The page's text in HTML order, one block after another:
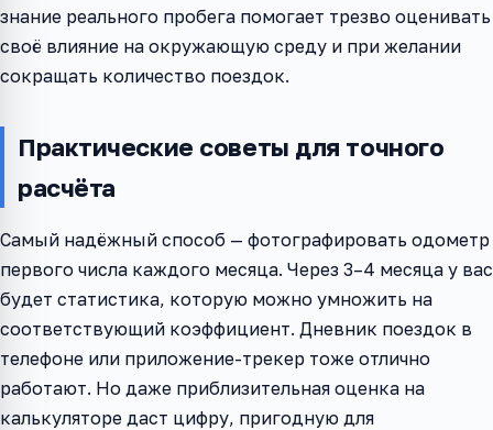
знание реального пробега помогает трезво оценивать
своё влияние на окружающую среду и при желании
сокращать количество поездок.
Практические советы для точного
расчёта
Самый надёжный способ — фотографировать одометр
первого числа каждого месяца. Через 3–4 месяца у вас
будет статистика, которую можно умножить на
соответствующий коэффициент. Дневник поездок в
телефоне или приложение-трекер тоже отлично
работают. Но даже приблизительная оценка на
калькуляторе даст цифру, пригодную для